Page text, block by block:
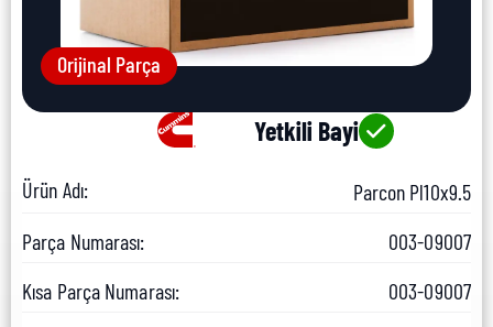
Orijinal Parça
Yetkili Bayi
Ürün Adı:
Parcon Pl10x9.5
Parça Numarası:
003-09007
Kısa Parça Numarası:
003-09007